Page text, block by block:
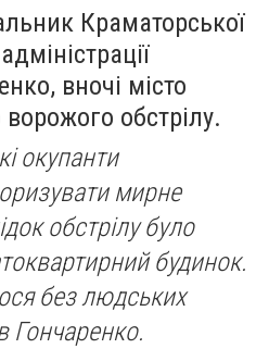
Краматорської
вночі місто
обстрілу.
окупанти
мирне
обстрілу було
будинок.
без людських
Гончаренко.